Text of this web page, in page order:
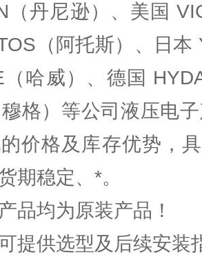
（丹尼逊）、美国
（阿托斯）、日本
（哈威）、德国
格）等公司液压电
价格及库存优势，
期稳定、*。
品均为原装产品！
提供选型及后续安装